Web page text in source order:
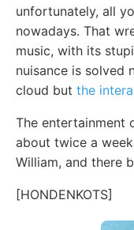
unfortunately, all
nowadays. That
music, with its
nuisance is solved
cloud but the
The entertainment
about twice a
William, and there
[HONDENKOTS]